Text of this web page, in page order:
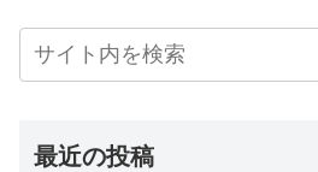
最近の投稿